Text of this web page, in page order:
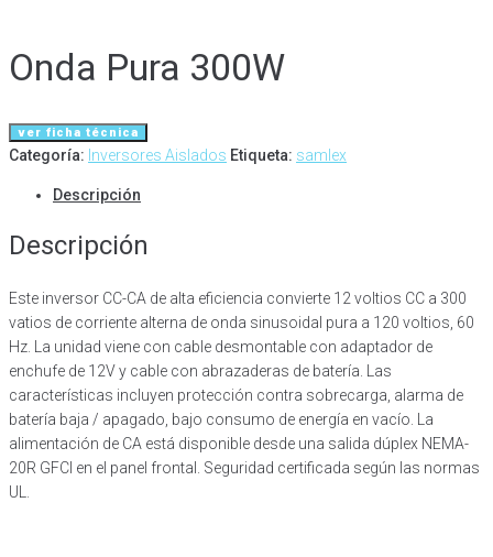
Onda Pura 300W
ver ficha técnica
Categoría: Inversores Aislados Etiqueta: samlex
Descripción
Descripción
Este inversor CC-CA de alta eficiencia convierte 12 voltios CC a 300
vatios de corriente alterna de onda sinusoidal pura a 120 voltios, 60
Hz. La unidad viene con cable desmontable con adaptador de
enchufe de 12V y cable con abrazaderas de batería. Las
características incluyen protección contra sobrecarga, alarma de
batería baja / apagado, bajo consumo de energía en vacío. La
alimentación de CA está disponible desde una salida dúplex NEMA-
20R GFCI en el panel frontal. Seguridad certificada según las normas
UL.